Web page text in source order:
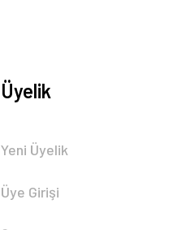
Üyelik
Yeni Üyelik
Üye Girişi